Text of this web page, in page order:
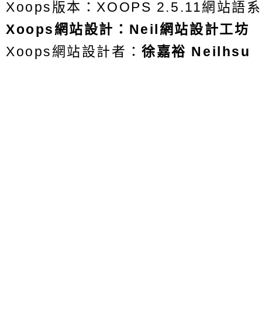
Xoops版本： XOOPS 2.5.11網站語
Xoops網站設計 ： Neil網站設計工坊
Xoops網站設計者：徐嘉裕 Neilhsu